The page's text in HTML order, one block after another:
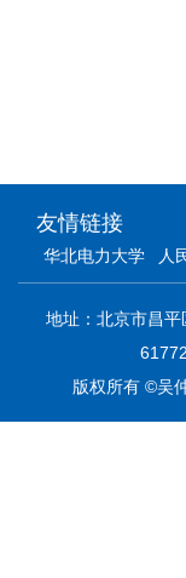
友情链接
华北电力大学 人
地址：北京市昌
版权所有 ©吴